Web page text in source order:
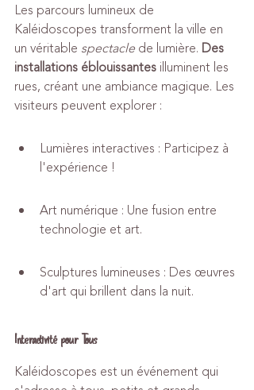
Les parcours lumineux de
Kaléidoscopes transforment la ville en
un véritable spectacle de lumière. Des
installations éblouissantes illuminent les
rues, créant une ambiance magique. Les
visiteurs peuvent explorer :
Lumières interactives : Participez à
l'expérience !
Art numérique : Une fusion entre
technologie et art.
Sculptures lumineuses : Des œuvres
d'art qui brillent dans la nuit.
Interactivité pour Tous
Kaléidoscopes est un événement qui